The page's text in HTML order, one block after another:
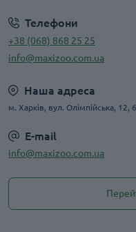
Телефони
+38 (068) 868 25 25
info@maxizoo.com.ua
Наша адреса
м. Харків, вул. Олімпійська, 12,
E-mail
info@maxizoo.com.ua